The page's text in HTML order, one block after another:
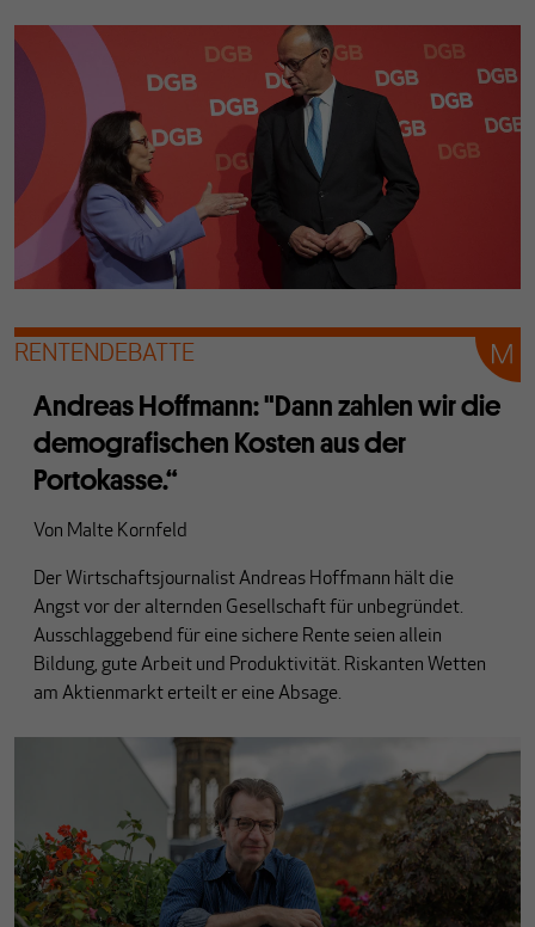
RENTENDEBATTE
Andreas Hoffmann: "Dann zahlen wir die
demografischen Kosten aus der
Portokasse.“
Von Malte Kornfeld
Der Wirtschaftsjournalist Andreas Hoffmann hält die
Angst vor der alternden Gesellschaft für unbegründet.
Ausschlaggebend für eine sichere Rente seien allein
Bildung, gute Arbeit und Produktivität. Riskanten Wetten
am Aktienmarkt erteilt er eine Absage.